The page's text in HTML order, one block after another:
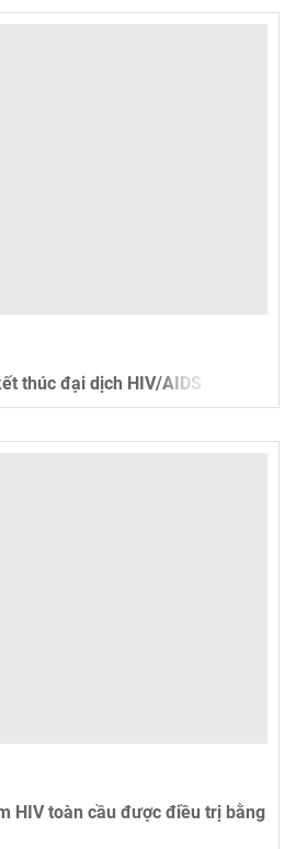
thúc đại dịch HIV/AIDS
HIV toàn cầu được điều trị bằng